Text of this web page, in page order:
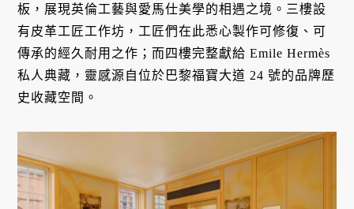
板，展現英倫工藝與愛馬仕美學的相遇之境。三樓設
有皮革工匠工作坊，工匠們在此悉心製作可修復、可
傳承的經久耐用之作；而四樓完整獻給 Emile Hermès
私人典藏，靈感源自位於巴黎福寶大道 24 號的品牌歷
史收藏空間。